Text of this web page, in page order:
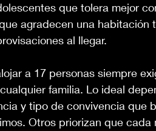
que tolera mejor
agradecen una habitación
al llegar.
a 17 personas siempre
familia. Lo ideal
y tipo de convivencia que
Otros priorizan que cada